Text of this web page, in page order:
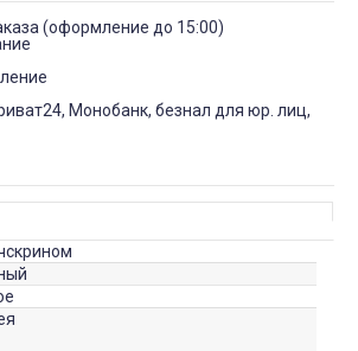
(оформление до 15:00)
Монобанк, безнал для юр. лиц,